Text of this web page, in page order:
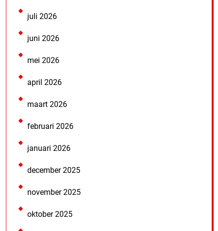
juli 2026
juni 2026
mei 2026
april 2026
maart 2026
februari 2026
januari 2026
december 2025
november 2025
oktober 2025